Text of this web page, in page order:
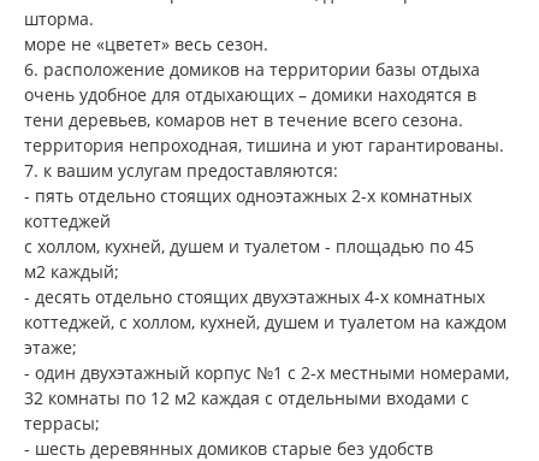
шторма.
море не «цветет» весь сезон.
6. расположение домиков на территории базы отдыха
очень удобное для отдыхающих – домики находятся в
тени деревьев, комаров нет в течение всего сезона.
территория непроходная, тишина и уют гарантированы.
7. к вашим услугам предоставляются:
- пять отдельно стоящих одноэтажных 2-х комнатных
коттеджей
с холлом, кухней, душем и туалетом - площадью по 45
м2 каждый;
- десять отдельно стоящих двухэтажных 4-х комнатных
коттеджей, с холлом, кухней, душем и туалетом на каждом
этаже;
- один двухэтажный корпус №1 с 2-х местными номерами,
32 комнаты по 12 м2 каждая с отдельными входами с
террасы;
- шесть деревянных домиков старые без удобств